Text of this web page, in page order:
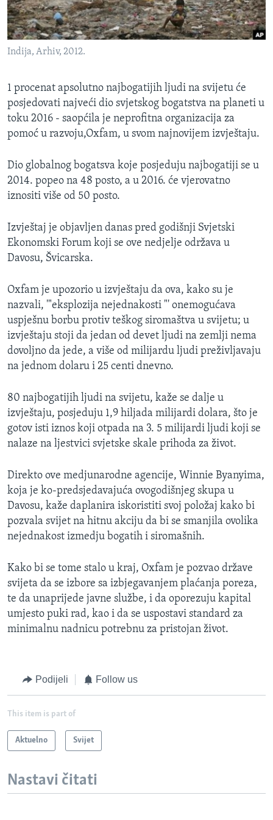
MAGAZIN
O GLASU AMERIKE
PRATITE NAS
Indija, Arhiv, 2012.
1 procenat apsolutno najbogatijih ljudi na svijetu će
posjedovati najveći dio svjetskog bogatstva na planeti u
toku 2016 - saopćila je neprofitna organizacija za
pomoć u razvoju,Oxfam, u svom najnovijem izvještaju.
Dio globalnog bogatsva koje posjeduju najbogatiji se u
2014. popeo na 48 posto, a u 2016. će vjerovatno
iznositi više od 50 posto.
Izvještaj je objavljen danas pred godišnji Svjetski
Ekonomski Forum koji se ove nedjelje održava u
Davosu, Švicarska.
Oxfam je upozorio u izvještaju da ova, kako su je
nazvali, '"eksplozija nejednakosti "' onemogućava
uspješnu borbu protiv teškog siromaštva u svijetu; u
izvještaju stoji da jedan od devet ljudi na zemlji nema
dovoljno da jede, a više od milijardu ljudi preživljavaju
na jednom dolaru i 25 centi dnevno.
80 najbogatijih ljudi na svijetu, kaže se dalje u
izvještaju, posjeduju 1,9 hiljada milijardi dolara, što je
gotov isti iznos koji otpada na 3. 5 milijardi ljudi koji se
nalaze na ljestvici svjetske skale prihoda za život.
Direkto ove medjunarodne agencije, Winnie Byanyima,
koja je ko-predsjedavajuća ovogodišnjeg skupa u
Davosu, kaže daplanira iskoristiti svoj položaj kako bi
pozvala svijet na hitnu akciju da bi se smanjila ovolika
nejednakost izmedju bogatih i siromašnih.
Kako bi se tome stalo u kraj, Oxfam je pozvao države
svijeta da se izbore sa izbjegavanjem plaćanja poreza,
te da unaprijede javne službe, i da oporezuju kapital
umjesto puki rad, kao i da se uspostavi standard za
minimalnu nadnicu potrebnu za pristojan život.
Podijeli Follow us
This item is part of
Aktuelno Svijet
Nastavi čitati